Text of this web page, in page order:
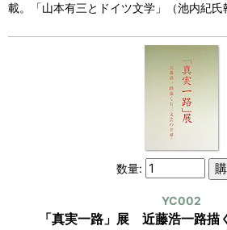
載。「山本有三とドイツ文学」（池内紀氏
数量:
YC002
「真実一路」展 近藤浩一路描